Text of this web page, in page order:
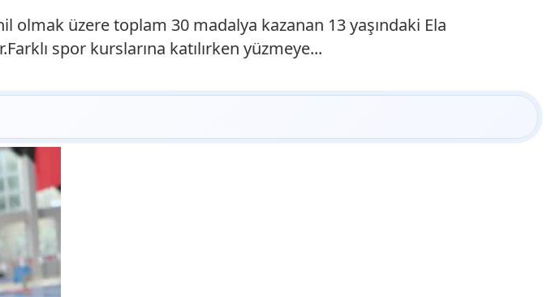
olmak üzere toplam 30 madalya kazanan 13 yaşındaki Ela
spor kurslarına katılırken yüzmeye...